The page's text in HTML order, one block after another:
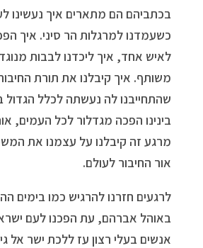
בכתביהם הם מתארים איך נעשינו
כשעמדנו למרגלות הר סיני. איך
לאיש אחד, איך ליכדנו לבבות
משותף. איך קיבלנו את תורת
שהתחייבנו לה נעשתה לכלל
בינינו הפכה מגדלור לכל העמים,
מרגע זה קיבלנו על עצמנו את
אור החיבור לעולם.
לרגעים חזרנו להרגיש כמו בימים
באוהל אברהם, עת הפכנו לעם
אנשים בעלי רצון עז ללכת ישר אל